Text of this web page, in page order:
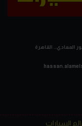
السيارات